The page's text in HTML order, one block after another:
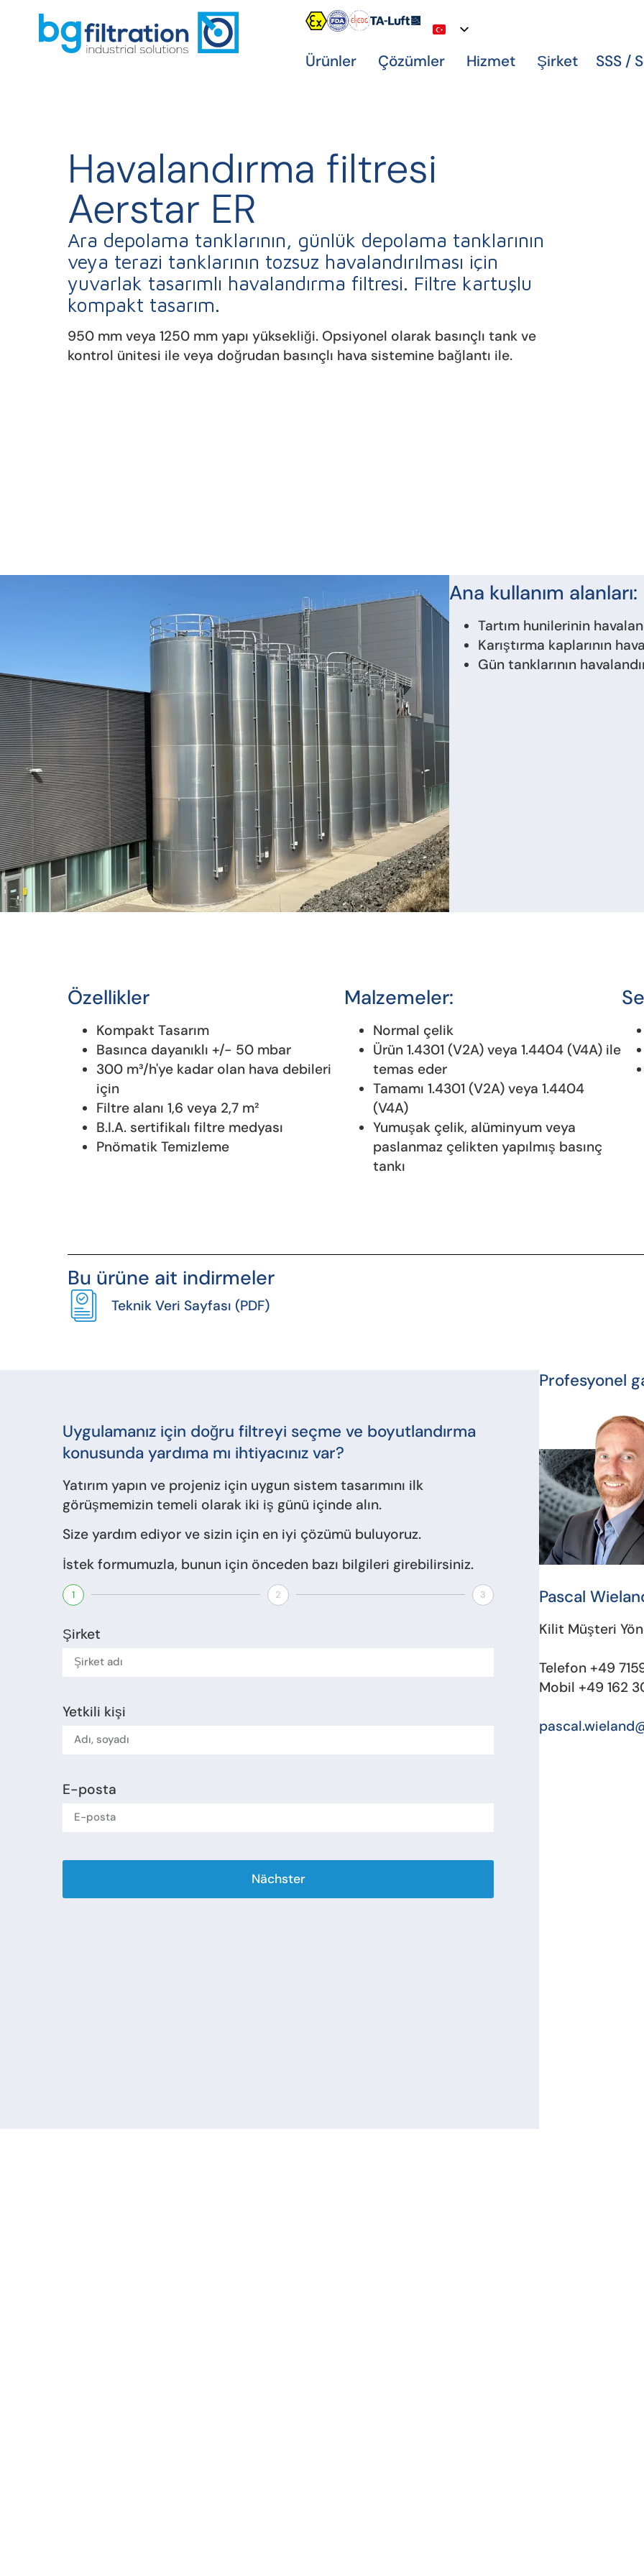
Ürünler Çözümler Hizmet Şirket SSS /
Havalandırma filtresi
Aerstar ER
Ara depolama tanklarının, günlük depolama tanklarının
veya terazi tanklarının tozsuz havalandırılması için
yuvarlak tasarımlı havalandırma filtresi. Filtre kartuşlu
kompakt tasarım.
950 mm veya 1250 mm yapı yüksekliği. Opsiyonel olarak basınçlı tank ve
kontrol ünitesi ile veya doğrudan basınçlı hava sistemine bağlantı ile.
Ana kullanım alanları:
Tartım hunilerinin
Karıştırma kaplarının
Gün tanklarının
Özellikler
Kompakt Tasarım
Basınca dayanıklı +/- 50 mbar
300 m³/h'ye kadar olan hava debileri
için
Filtre alanı 1,6 veya 2,7 m²
B.I.A. sertifikalı filtre medyası
Pnömatik Temizleme
Malzemeler:
Normal çelik
Ürün 1.4301 (V2A) veya 1.4404 (V4A) ile
temas eder
Tamamı 1.4301 (V2A) veya 1.4404
(V4A)
Yumuşak çelik, alüminyum veya
paslanmaz çelikten yapılmış basınç
tankı
Bu ürüne ait indirmeler
Teknik Veri Sayfası (PDF)
Uygulamanız için doğru filtreyi seçme ve boyutlandırma
konusunda yardıma mı ihtiyacınız var?
Yatırım yapın ve projeniz için uygun sistem tasarımını ilk
görüşmemizin temeli olarak iki iş günü içinde alın.
Size yardım ediyor ve sizin için en iyi çözümü buluyoruz.
İstek formumuzla, bunun için önceden bazı bilgileri girebilirsiniz.
1 2 3
Şirket
Yetkili kişi
E-posta
Nächster
Profesyonel
Pascal
Kilit Müşteri
Telefon +49
Mobil +49 162